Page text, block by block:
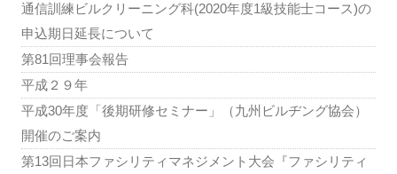
通信訓練ビルクリーニング科(2020年度1級技能士コース)の
申込期日延長について
第81回理事会報告
平成２９年
平成30年度「後期研修セミナー」（九州ビルヂング協会）
開催のご案内
第13回日本ファシリティマネジメント大会『ファシリティ